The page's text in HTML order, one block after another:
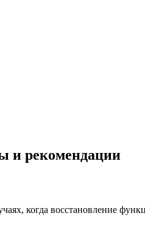
и рекомендации
когда восстановление